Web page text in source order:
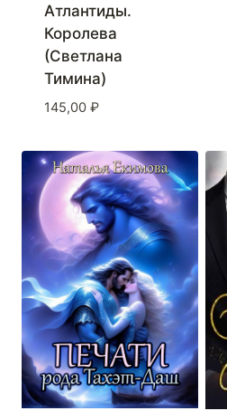
Атлантиды.
Королева
(Светлана
Тимина)
145,00 ₽